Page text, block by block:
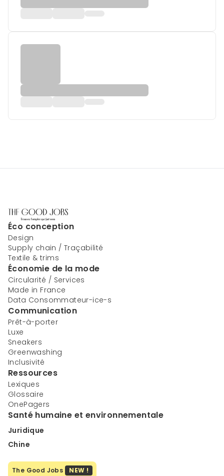
Éco conception
Design
Supply chain / Traçabilité
Textile & trims
Économie de la mode
Circularité / Services
Made in France
Data Consommateur-ice-s
Communication
Prêt-à-porter
Luxe
Sneakers
Greenwashing
Inclusivité
Ressources
Lexiques
Glossaire
OnePagers
Santé humaine et environnementale
Juridique
Chine
The Good Jobs NEW !